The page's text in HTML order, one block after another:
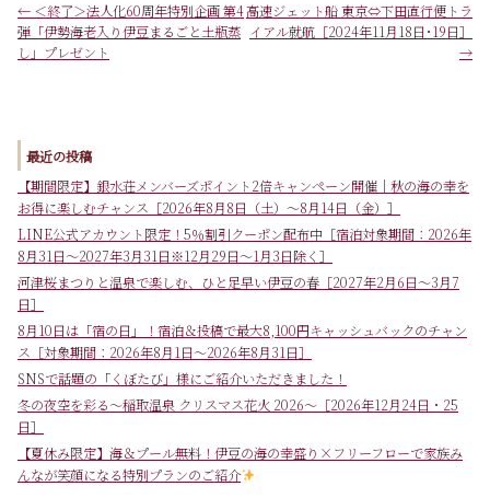
← ＜終了＞法人化60周年特別企画 第4
弾「伊勢海老入り伊豆まるごと土瓶蒸
し」プレゼント
高速ジェット船 東京⇔下田直行便トラ
イアル就航［2024年11月18日･19日］
→
最近の投稿
【期間限定】銀水荘メンバーズポイント2倍キャンペーン開催｜秋の海の幸を
お得に楽しむチャンス［2026年8月8日（土）～8月14日（金）］
LINE公式アカウント限定！5％割引クーポン配布中［宿泊対象期間：2026年
8月31日～2027年3月31日※12月29日～1月3日除く］
河津桜まつりと温泉で楽しむ、ひと足早い伊豆の春［2027年2月6日～3月7
日］
8月10日は「宿の日」！宿泊＆投稿で最大8,100円キャッシュバックのチャン
ス［対象期間：2026年8月1日～2026年8月31日］
SNSで話題の「くぼたび」様にご紹介いただきました！
冬の夜空を彩る～稲取温泉 クリスマス花火 2026～［2026年12月24日・25
日］
【夏休み限定】海＆プール無料！伊豆の海の幸盛り×フリーフローで家族み
んなが笑顔になる特別プランのご紹介